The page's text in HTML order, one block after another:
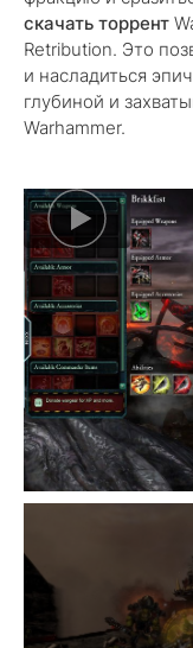
скачать торрент
Retribution. Это
и насладиться
глубиной и
Warhammer.